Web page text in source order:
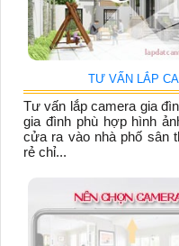
TƯ VẤN LẮP
Tư vấn lắp camera gia
gia đình phù hợp hình
cửa ra vào nhà phố sân
rẻ chỉ...